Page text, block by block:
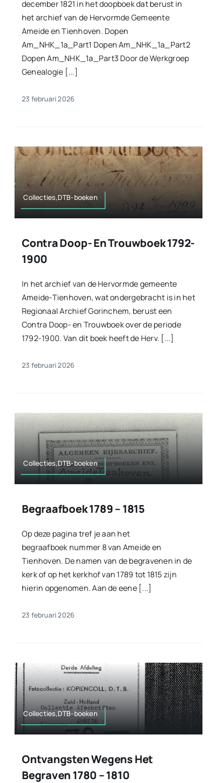
december 1821 in het doopboek dat berust in
het archief van de Hervormde Gemeente
Ameide en Tienhoven. Dopen
Am_NHK_1a_Part1 Dopen Am_NHK_1a_Part2
Dopen Am_NHK_1a_Part3 Door de Werkgroep
Genealogie [...]
23 februari 2026
Collecties,DTB-boeken
Contra Doop- En Trouwboek 1792-
1900
In het archief van de Hervormde gemeente
Ameide-Tienhoven, wat ondergebracht is in het
Regionaal Archief Gorinchem, berust een
Contra Doop- en Trouwboek over de periode
1792-1900. Van dit boek heeft de Herv. [...]
23 februari 2026
Collecties,DTB-boeken
Begraafboek 1789 – 1815
Op deze pagina tref je aan het
begraafboek nummer 8 van Ameide en
Tienhoven. De namen van de begravenen in de
kerk of op het kerkhof van 1789 tot 1815 zijn
hierin opgenomen. Aan de eene [...]
23 februari 2026
Collecties,DTB-boeken
Ontvangsten Wegens Het
Begraven 1780 – 1810